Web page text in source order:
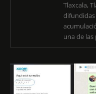
Tlaxcala,
difundidas
una de las